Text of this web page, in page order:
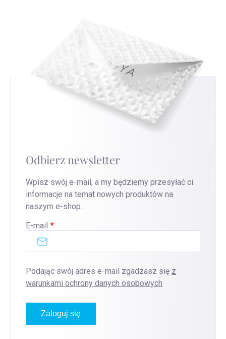
Odbierz newsletter
Wpisz swój e-mail, a my będziemy przesyłać ci
informacje na temat nowych produktów na
naszym e-shop.
E-mail
Podając swój adres e-mail zgadzasz się z
warunkami ochrony danych osobowych
Zaloguj się